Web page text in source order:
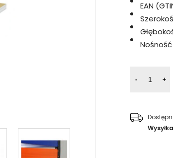
EAN
Nośność
- +